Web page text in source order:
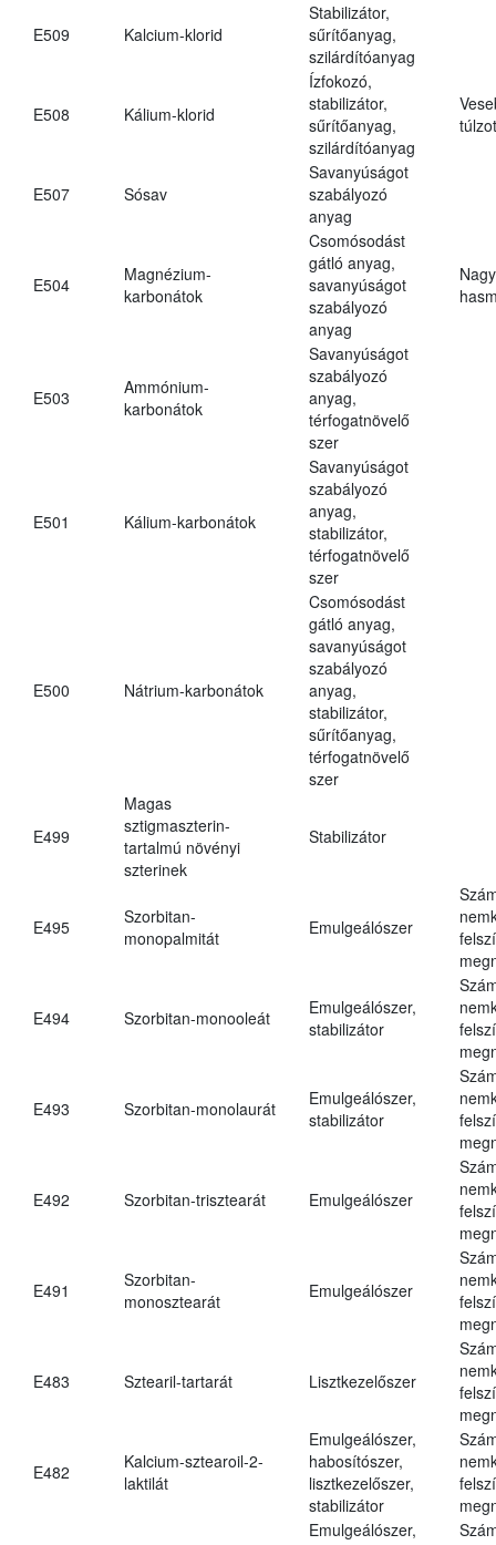
E509 Kalcium-klorid
Stabilizátor,
sűrítőanyag,
szilárdítóanyag
E508 Kálium-klorid
Ízfokozó,
stabilizátor,
sűrítőanyag,
szilárdítóanyag
E507 Sósav
Savanyúságot
szabályozó
anyag
E504
Magnézium-
karbonátok
Csomósodást
gátló anyag,
savanyúságot
szabályozó
anyag
E503
Ammónium-
karbonátok
Savanyúságot
szabályozó
anyag,
térfogatnövelő
szer
E501 Kálium-karbonátok
Savanyúságot
szabályozó
anyag,
stabilizátor,
térfogatnövelő
szer
E500 Nátrium-karbonátok
Csomósodást
gátló anyag,
savanyúságot
szabályozó
anyag,
stabilizátor,
sűrítőanyag,
térfogatnövelő
szer
E499
Magas
sztigmaszterin-
tartalmú növényi
szterinek
Stabilizátor
E495
Szorbitan-
monopalmitát
Emulgeálószer
E494 Szorbitan-monooleát
Emulgeálószer,
stabilizátor
E493 Szorbitan-monolaurát
Emulgeálószer,
stabilizátor
E492 Szorbitan-trisztearát Emulgeálószer
E491
Szorbitan-
monosztearát
Emulgeálószer
E483 Sztearil-tartarát Lisztkezelőszer
E482
Kalcium-sztearoil-2-
laktilát
Emulgeálószer,
habosítószer,
lisztkezelőszer,
stabilizátor
Emulgeálószer,